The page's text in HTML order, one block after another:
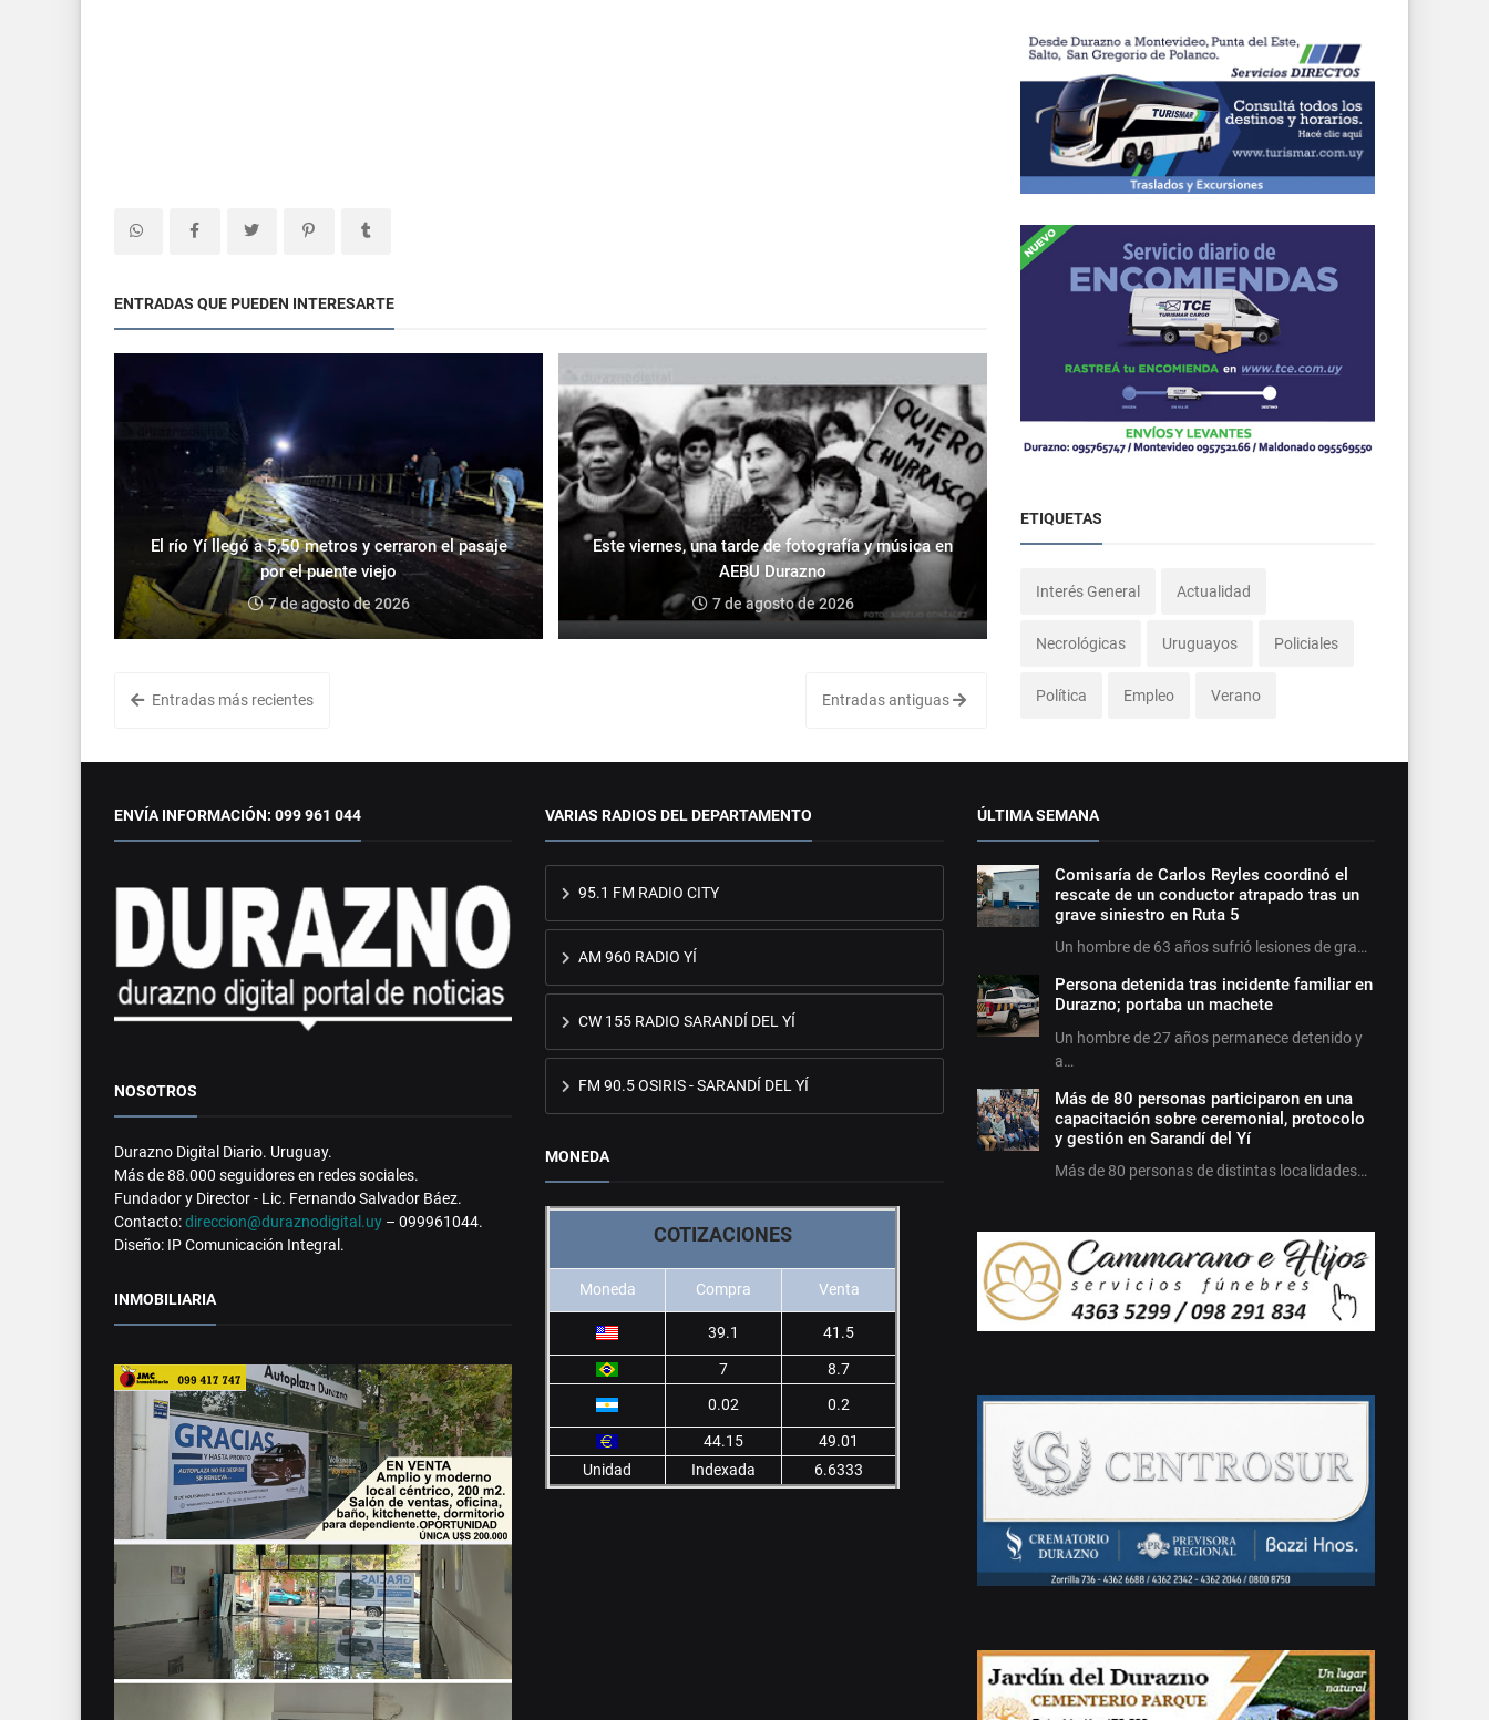
ENTRADAS QUE PUEDEN INTERESARTE
El río Yí llegó a 5,50 metros y cerraron el pasaje
por el puente viejo
7 de agosto de 2026
Este viernes, una tarde de fotografía y música en
AEBU Durazno
7 de agosto de 2026
Entradas más recientes Entradas antiguas
ETIQUETAS
Interés General Actualidad
Necrológicas Uruguayos Policiales
Política Empleo Verano
ENVÍA INFORMACIÓN: 099 961 044
NOSOTROS
Durazno Digital Diario. Uruguay.
Más de 88.000 seguidores en redes sociales.
Fundador y Director - Lic. Fernando Salvador Báez.
Contacto:direccion@duraznodigital.uy – 099961044.
Diseño: IP Comunicación Integral.
INMOBILIARIA
VARIAS RADIOS DEL DEPARTAMENTO
95.1 FM RADIO CITY
AM 960 RADIO YÍ
CW 155 RADIO SARANDÍ DEL YÍ
FM 90.5 OSIRIS - SARANDÍ DEL YÍ
MONEDA
COTIZACIONES
Moneda Compra Venta
39.1 41.5
7
8.7
0.02
0.2
44.15
49.01
Unidad
Indexada 6.6333
ÚLTIMA SEMANA
Comisaría de Carlos Reyles coordinó el
rescate de un conductor atrapado tras un
grave siniestro en Ruta 5
Un hombre de 63 años sufrió lesiones de gra…
Persona detenida tras incidente familiar en
Durazno; portaba un machete
Un hombre de 27 años permanece detenido y
a…
Más de 80 personas participaron en una
capacitación sobre ceremonial, protocolo
y gestión en Sarandí del Yí
Más de 80 personas de distintas localidades…